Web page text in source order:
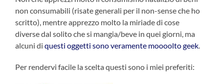
non consumabili (risate generali per il non-sense che ho
scritto), mentre apprezzo molto la miriade di cose
diverse dal solito che si mangia/beve in quei giorni, ma
alcuni diquesti oggetti sono veramente moooolto geek.
Per rendervi facile la scelta questi sono i miei preferiti: